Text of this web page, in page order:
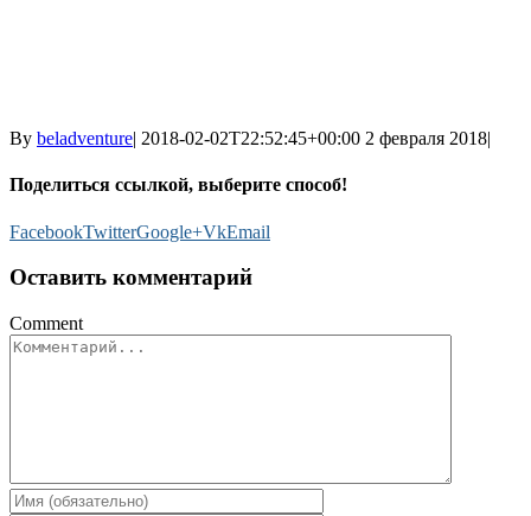
By beladventure| 2018-02-02T22:52:45+00:00 2 февраля 2018|
Поделиться ссылкой, выберите способ!
FacebookTwitterGoogle+VkEmail
Оставить комментарий
Comment